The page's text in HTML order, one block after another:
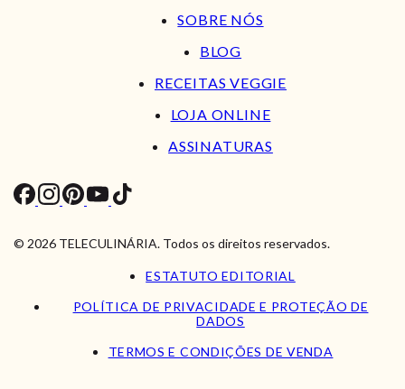
SOBRE NÓS
BLOG
RECEITAS VEGGIE
LOJA ONLINE
ASSINATURAS
© 2026 TELECULINÁRIA. Todos os direitos reservados.
ESTATUTO EDITORIAL
POLÍTICA DE PRIVACIDADE E PROTEÇÃO DE
DADOS
TERMOS E CONDIÇÕES DE VENDA